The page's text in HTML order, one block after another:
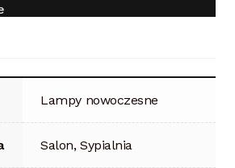
Lampy nowoczesne
Salon, Sypialnia